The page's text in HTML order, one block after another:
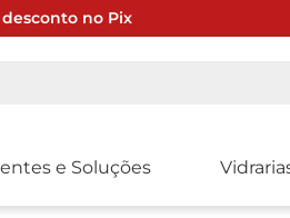
desconto no Pix
e Soluções